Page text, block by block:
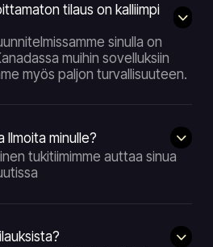
tilaus on kalliimpi
sinulla on
muihin sovelluksiin
myös paljon turvallisuuteen.
Ilmoita minulle?
tukitiimimme auttaa sinua